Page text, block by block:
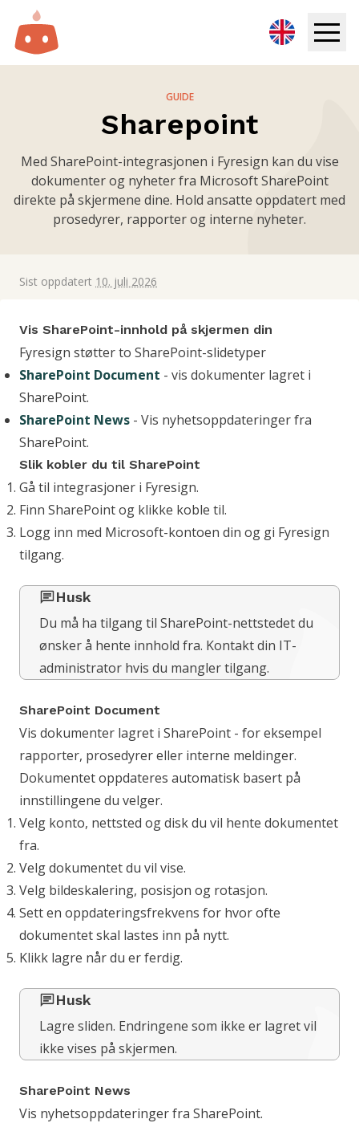
Ressurser
Priser
Book demo
GUIDE
Sharepoint
Med SharePoint-integrasjonen i Fyresign kan du vise
dokumenter og nyheter fra Microsoft SharePoint
direkte på skjermene dine. Hold ansatte oppdatert med
prosedyrer, rapporter og interne nyheter.
Sist oppdatert 10. juli 2026
Vis SharePoint-innhold på skjermen din
Fyresign støtter to SharePoint-slidetyper
SharePoint Document - vis dokumenter lagret i
SharePoint.
SharePoint News - Vis nyhetsoppdateringer fra
SharePoint.
Slik kobler du til SharePoint
Gå til integrasjoner i Fyresign.
Finn SharePoint og klikke koble til.
Logg inn med Microsoft-kontoen din og gi Fyresign
tilgang.
Husk
Du må ha tilgang til SharePoint-nettstedet du
ønsker å hente innhold fra. Kontakt din IT-
administrator hvis du mangler tilgang.
SharePoint Document
Vis dokumenter lagret i SharePoint - for eksempel
rapporter, prosedyrer eller interne meldinger.
Dokumentet oppdateres automatisk basert på
innstillingene du velger.
Velg konto, nettsted og disk du vil hente dokumentet
fra.
Velg dokumentet du vil vise.
Velg bildeskalering, posisjon og rotasjon.
Sett en oppdateringsfrekvens for hvor ofte
dokumentet skal lastes inn på nytt.
Klikk lagre når du er ferdig.
Husk
Lagre sliden. Endringene som ikke er lagret vil
ikke vises på skjermen.
SharePoint News
Vis nyhetsoppdateringer fra SharePoint.